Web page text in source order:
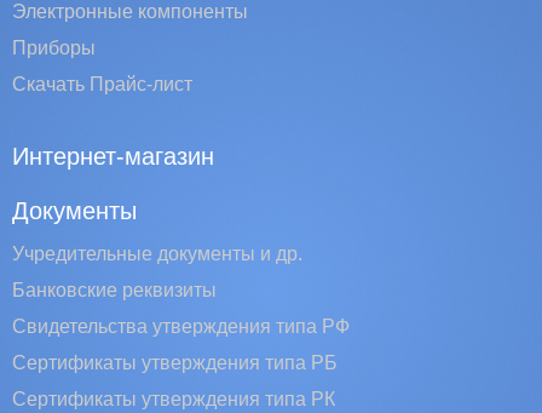
Электронные компоненты
Приборы
Скачать Прайс-лист
Интернет-магазин
Документы
Учредительные документы и др.
Банковские реквизиты
Свидетельства утверждения типа РФ
Сертификаты утверждения типа РБ
Сертификаты утверждения типа РК